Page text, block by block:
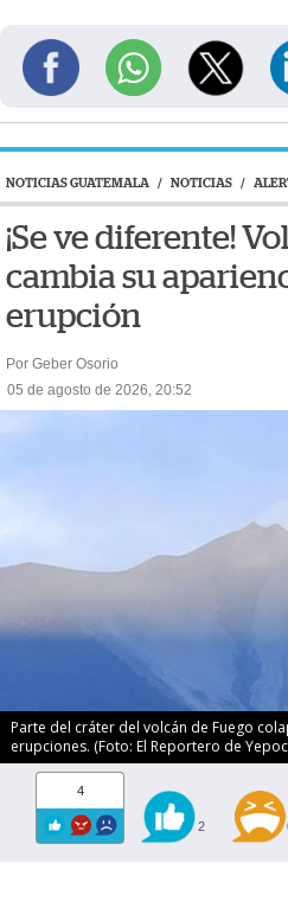
NOTICIAS GUATEMALA / NOTICIAS /
¡Se ve diferente!
cambia su
erupción
Por Geber Osorio
05 de agosto de 2026, 20:52
Parte del cráter del volcán de Fuego
erupciones. (Foto: El Reportero de
4
2